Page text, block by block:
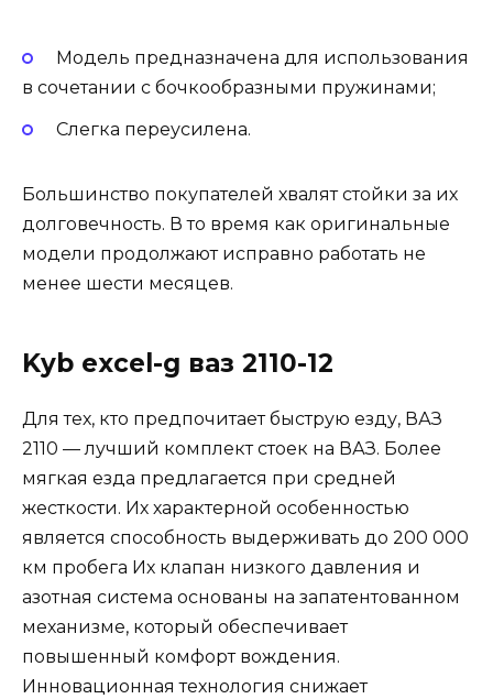
Модель предназначена для использования
в сочетании с бочкообразными пружинами;
Слегка переусилена.
Большинство покупателей хвалят стойки за их
долговечность. В то время как оригинальные
модели продолжают исправно работать не
менее шести месяцев.
Kyb excel-g ваз 2110-12
Для тех, кто предпочитает быструю езду, ВАЗ
2110 — лучший комплект стоек на ВАЗ. Более
мягкая езда предлагается при средней
жесткости. Их характерной особенностью
является способность выдерживать до 200 000
км пробега Их клапан низкого давления и
азотная система основаны на запатентованном
механизме, который обеспечивает
повышенный комфорт вождения.
Инновационная технология снижает